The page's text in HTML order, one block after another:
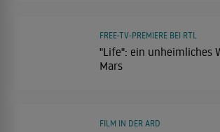
"Life": ein unheimliches
Mars
FREE-TV-PREMIERE BEI RTL
FILM IN DER ARD